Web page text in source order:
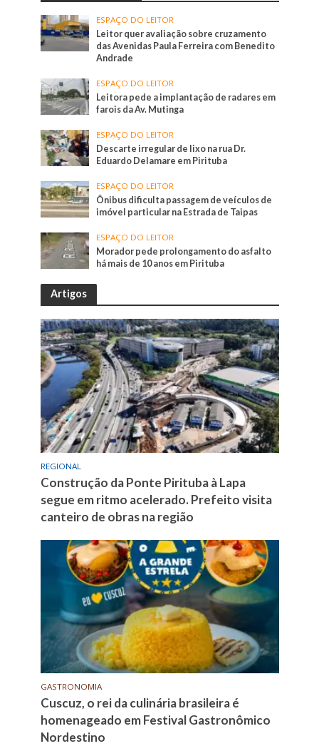
ESPAÇO DO LEITOR
Leitor quer avaliação sobre cruzamento
das Avenidas Paula Ferreira com Benedito
Andrade
ESPAÇO DO LEITOR
Leitora pede a implantação de radares em
farois da Av. Mutinga
ESPAÇO DO LEITOR
Descarte irregular de lixo na rua Dr.
Eduardo Delamare em Pirituba
ESPAÇO DO LEITOR
Ônibus dificulta passagem de veículos de
imóvel particular na Estrada de Taipas
ESPAÇO DO LEITOR
Morador pede prolongamento do asfalto
há mais de 10 anos em Pirituba
Artigos
REGIONAL
Construção da Ponte Pirituba à Lapa
segue em ritmo acelerado. Prefeito visita
canteiro de obras na região
GASTRONOMIA
Cuscuz, o rei da culinária brasileira é
homenageado em Festival Gastronômico
Nordestino